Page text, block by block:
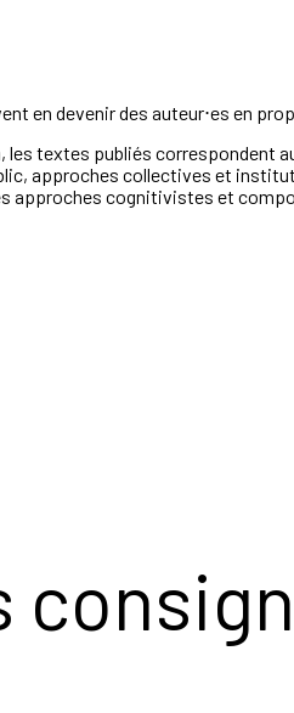
en devenir des auteur⋅es en
les textes publiés
approches collectives et
approches cognitivistes et